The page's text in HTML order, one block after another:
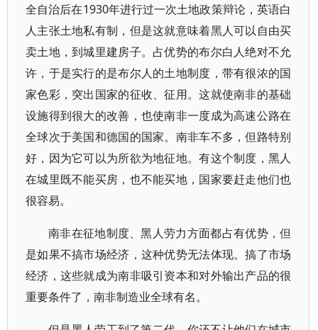
全自治后在1930年进行过一次土地政策辩论，英语白
人主张土地私有制，但是这就意味着黑人可以自由买
卖土地，到城里建房子。占优势的布尔白人绝对不允
许，于是实行的是布尔人的土地制度，带有很浓的国
家色彩，突出国家的征收、征用。这就使南非的基础
设施得到很大的改善，也使南非一度成为高速公路在
全球次于美国和德国的国家。南非车不多，但路特别
好，因为它可以为所欲为地征地。有这个制度，黑人
在城里既不能买房，也不能买地，国家要赶走他们也
很容易。
南非在征地制度、黑人劳力方面都占有优势，但
是如果不搞市场经济，这种优势无法体现。搞了市场
经济，这些就成为南非吸引资本和对外输出产品的很
重要条件了，南非制造业全球有名。